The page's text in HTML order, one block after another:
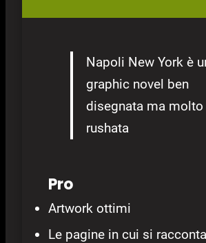
Napoli New York è
graphic novel ben
disegnata ma molto
rushata
Pro
Artwork ottimi
Le pagine in cui si